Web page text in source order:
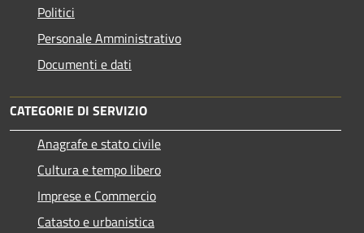
Politici
Personale Amministrativo
Documenti e dati
CATEGORIE DI SERVIZIO
Anagrafe e stato civile
Cultura e tempo libero
Imprese e Commercio
Catasto e urbanistica